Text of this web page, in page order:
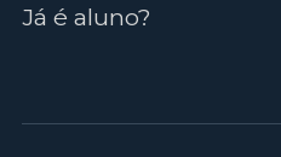
Já é aluno?